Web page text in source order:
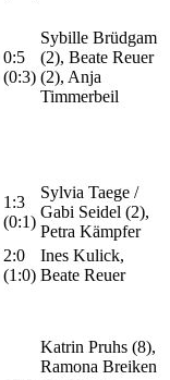
0:5
(0:3)
Sybille Brüdgam
(2), Beate Reuer
(2), Anja
Timmerbeil
1:3
(0:1)
Sylvia Taege /
Gabi Seidel (2),
Petra Kämpfer
2:0
(1:0)
Ines Kulick,
Beate Reuer
Katrin Pruhs (8),
Ramona Breiken